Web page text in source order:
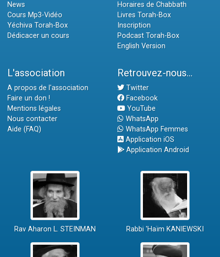
News
Cours Mp3-Vidéo
Yéchiva Torah-Box
Dédicacer un cours
Horaires de Chabbath
Livres Torah-Box
Inscription
Podcast Torah-Box
English Version
L'association
A propos de l'association
Faire un don !
Mentions légales
Nous contacter
Aide (FAQ)
Retrouvez-nous...
Twitter
Facebook
YouTube
WhatsApp
WhatsApp Femmes
Application iOS
Application Android
Rav Aharon L. STEINMAN Rabbi 'Haïm KANIEWSKI